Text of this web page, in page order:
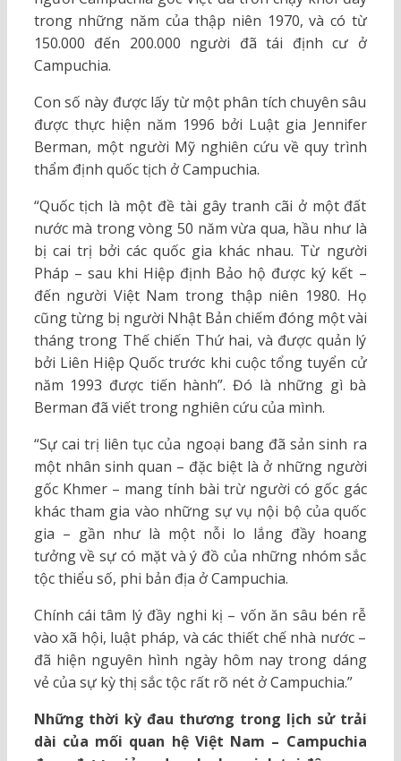
trong những năm của thập niên 1970, và có từ
150.000 đến 200.000 người đã tái định cư ở
Campuchia.
Con số này được lấy từ một phân tích chuyên sâu
được thực hiện năm 1996 bởi Luật gia Jennifer
Berman, một người Mỹ nghiên cứu về quy trình
thẩm định quốc tịch ở Campuchia.
“Quốc tịch là một đề tài gây tranh cãi ở một đất
nước mà trong vòng 50 năm vừa qua, hầu như là
bị cai trị bởi các quốc gia khác nhau. Từ người
Pháp – sau khi Hiệp định Bảo hộ được ký kết –
đến người Việt Nam trong thập niên 1980. Họ
cũng từng bị người Nhật Bản chiếm đóng một vài
tháng trong Thế chiến Thứ hai, và được quản lý
bởi Liên Hiệp Quốc trước khi cuộc tổng tuyển cử
năm 1993 được tiến hành”. Đó là những gì bà
Berman đã viết trong nghiên cứu của mình.
“Sự cai trị liên tục của ngoại bang đã sản sinh ra
một nhân sinh quan – đặc biệt là ở những người
gốc Khmer – mang tính bài trừ người có gốc gác
khác tham gia vào những sự vụ nội bộ của quốc
gia – gần như là một nỗi lo lắng đầy hoang
tưởng về sự có mặt và ý đồ của những nhóm sắc
tộc thiểu số, phi bản địa ở Campuchia.
Chính cái tâm lý đầy nghi kị – vốn ăn sâu bén rễ
vào xã hội, luật pháp, và các thiết chế nhà nước –
đã hiện nguyên hình ngày hôm nay trong dáng
vẻ của sự kỳ thị sắc tộc rất rõ nét ở Campuchia.”
Những thời kỳ đau thương trong lịch sử trải
dài của mối quan hệ Việt Nam – Campuchia